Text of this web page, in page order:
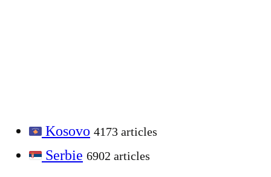
Kosovo 4173 articles
Serbie 6902 articles